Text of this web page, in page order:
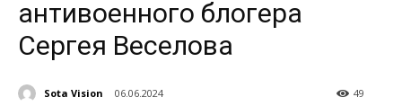
антивоенного блогера
Сергея Веселова
Sota Vision 06.06.2024 49